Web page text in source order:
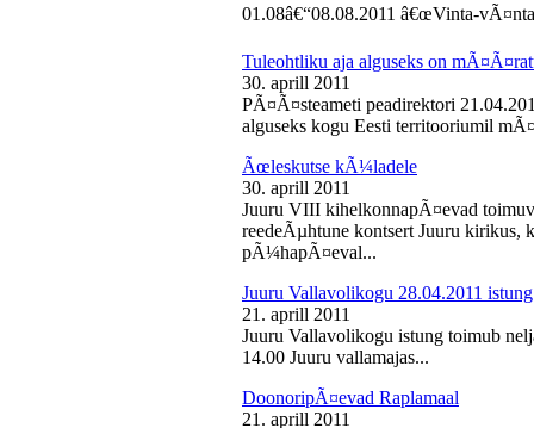
01.08â€“08.08.2011 â€œVinta-
Tuleohtliku aja alguseks on
30. aprill 2011
PÃ¤Ã¤steameti peadirektori
alguseks kogu Eesti territooriumil
Ãœleskutse kÃ¼ladele
30. aprill 2011
Juuru VIII kihelkonnapÃ¤evad
reedeÃµhtune kontsert Juuru
pÃ¼hapÃ¤eval...
Juuru Vallavolikogu 28.04.2011 istung
21. aprill 2011
Juuru Vallavolikogu istung toimub
14.00 Juuru vallamajas...
DoonoripÃ¤evad Raplamaal
21. aprill 2011